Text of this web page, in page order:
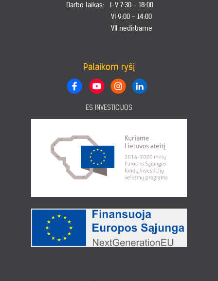
Darbo laikas:
I-V 7:30 - 18:00
VI 9:00 - 14:00
VII nedirbame
Palaikom ryšį
ES INVESTICIJOS